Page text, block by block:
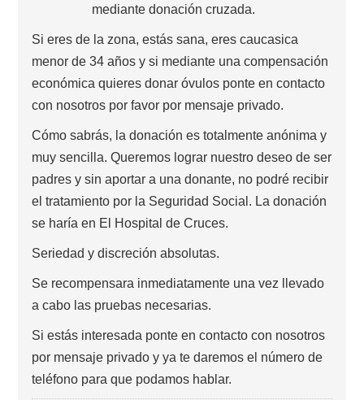
mediante donación cruzada.
Si eres de la zona, estás sana, eres caucasica
menor de 34 años y si mediante una compensación
económica quieres donar óvulos ponte en contacto
con nosotros por favor por mensaje privado.
Cómo sabrás, la donación es totalmente anónima y
muy sencilla. Queremos lograr nuestro deseo de ser
padres y sin aportar a una donante, no podré recibir
el tratamiento por la Seguridad Social. La donación
se haría en El Hospital de Cruces.
Seriedad y discreción absolutas.
Se recompensara inmediatamente una vez llevado
a cabo las pruebas necesarias.
Si estás interesada ponte en contacto con nosotros
por mensaje privado y ya te daremos el número de
teléfono para que podamos hablar.